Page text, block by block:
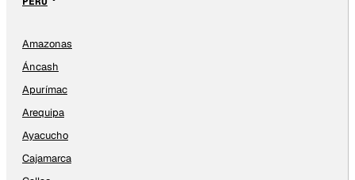
Amazonas
Áncash
Apurímac
Arequipa
Ayacucho
Cajamarca